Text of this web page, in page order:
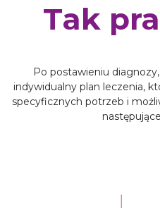
Tak
Po postawieniu
indywidualny plan leczenia,
specyficznych potrzeb i